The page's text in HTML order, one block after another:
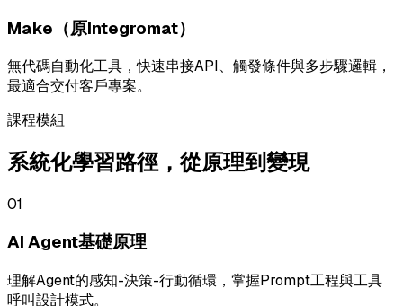
Make（原Integromat）
無代碼自動化工具，快速串接API、觸發條件與多步驟邏輯，
最適合交付客戶專案。
課程模組
系統化學習路徑，從原理到變現
01
AI Agent基礎原理
理解Agent的感知-決策-行動循環，掌握Prompt工程與工具
呼叫設計模式。